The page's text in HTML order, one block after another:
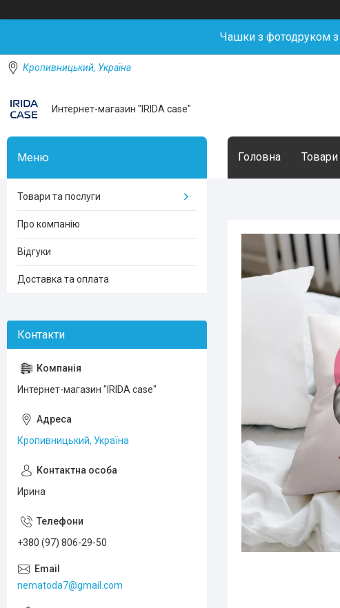
Чашки з фотодруком
Кропивницький, Україна
Интернет-магазин "IRIDA case"
Головна Товари
Товари та послуги
Про компанію
Відгуки
Доставка та оплата
Интернет-магазин "IRIDA case"
Кропивницький, Україна
Ирина
+380 (97) 806-29-50
nematoda7@gmail.com